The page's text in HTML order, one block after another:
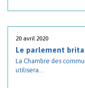
20 avril 2020
Le parlement
La Chambre des
utilisera...